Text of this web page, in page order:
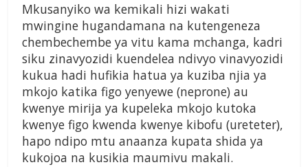
Mkusanyiko wa kemikali hizi wakati
mwingine hugandamana na kutengeneza
chembechembe ya vitu kama mchanga, kadri
siku zinavyozidi kuendelea ndivyo vinavyozidi
kukua hadi hufikia hatua ya kuziba njia ya
mkojo katika figo yenyewe (neprone) au
kwenye mirija ya kupeleka mkojo kutoka
kwenye figo kwenda kwenye kibofu (ureteter),
hapo ndipo mtu anaanza kupata shida ya
kukojoa na kusikia maumivu makali.